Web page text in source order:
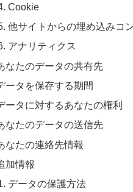
Cookie
他サイトからの埋め込みコ
アナリティクス
なたのデータの共有先
ータを保存する期間
ータに対するあなたの権利
なたのデータの送信先
なたの連絡先情報
加情報
データの保護方法